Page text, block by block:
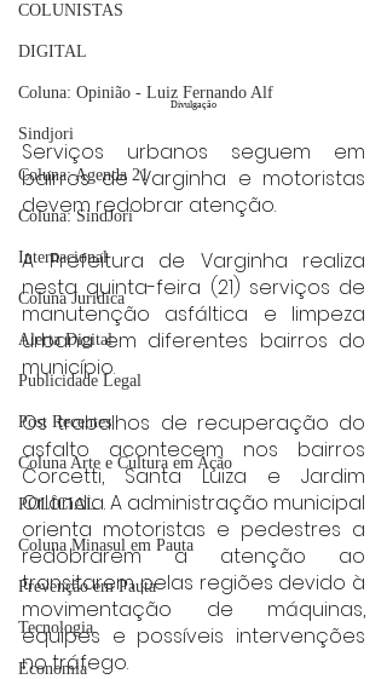
COLUNISTAS
DIGITAL
Coluna: Opinião - Luiz Fernando Alf
Sindjori
Coluna: Agenda 21
Coluna: SindJori
Internacional
Coluna Jurídica
Alerta Digital
Publicidade Legal
Post Recentes
Coluna Arte e Cultura em Ação
POLICIAL
Coluna Minasul em Pauta
Prevenção em Pauta
Tecnologia
Economia
Divulgação
Serviços urbanos seguem em
bairros de Varginha e motoristas
devem redobrar atenção.
A Prefeitura de Varginha realiza
nesta quinta-feira (21) serviços de
manutenção asfáltica e limpeza
urbana em diferentes bairros do
município.
Os trabalhos de recuperação do
asfalto acontecem nos bairros
Corcetti, Santa Luiza e Jardim
Orlândia. A administração municipal
orienta motoristas e pedestres a
redobrarem a atenção ao
transitarem pelas regiões devido à
movimentação de máquinas,
equipes e possíveis intervenções
no tráfego.